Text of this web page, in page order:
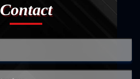
Contact